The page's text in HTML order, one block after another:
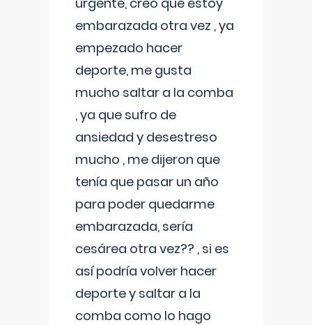
embarazada otra vez , ya
empezado hacer
deporte, me gusta
mucho saltar a la comba
, ya que sufro de
ansiedad y desestreso
mucho , me dijeron que
tenía que pasar un año
para poder quedarme
embarazada, sería
cesárea otra vez?? , si es
así podría volver hacer
deporte y saltar a la
comba como lo hago